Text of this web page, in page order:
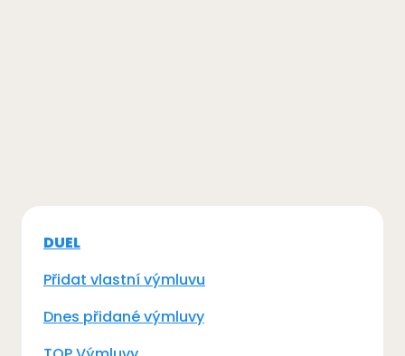
DUEL
Přidat vlastní výmluvu
Dnes přidané výmluvy